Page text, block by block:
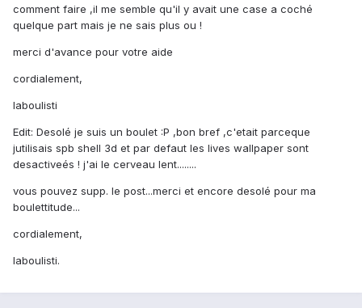
comment faire ,il me semble qu'il y avait une case a coché
quelque part mais je ne sais plus ou !
merci d'avance pour votre aide
cordialement,
laboulisti
Edit: Desolé je suis un boulet :P ,bon bref ,c'etait parceque
jutilisais spb shell 3d et par defaut les lives wallpaper sont
desactiveés ! j'ai le cerveau lent........
vous pouvez supp. le post...merci et encore desolé pour ma
boulettitude...
cordialement,
laboulisti.